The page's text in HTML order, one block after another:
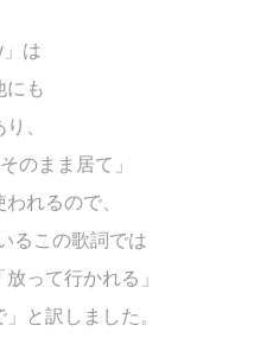
は
にも
、
のまま居て」
れるので、
るこの歌詞では
って行かれる」
と訳しました。